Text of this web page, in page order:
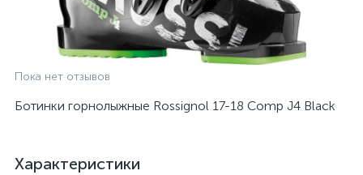
Пока нет отзывов
Ботинки горнолыжные Rossignol 17-18 Comp J4 Black
Характеристики